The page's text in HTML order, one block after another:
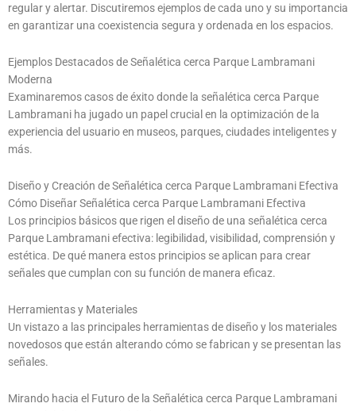
regular y alertar. Discutiremos ejemplos de cada uno y su importancia
en garantizar una coexistencia segura y ordenada en los espacios.
Ejemplos Destacados de Señalética cerca Parque Lambramani
Moderna
Examinaremos casos de éxito donde la señalética cerca Parque
Lambramani ha jugado un papel crucial en la optimización de la
experiencia del usuario en museos, parques, ciudades inteligentes y
más.
Diseño y Creación de Señalética cerca Parque Lambramani Efectiva
Cómo Diseñar Señalética cerca Parque Lambramani Efectiva
Los principios básicos que rigen el diseño de una señalética cerca
Parque Lambramani efectiva: legibilidad, visibilidad, comprensión y
estética. De qué manera estos principios se aplican para crear
señales que cumplan con su función de manera eficaz.
Herramientas y Materiales
Un vistazo a las principales herramientas de diseño y los materiales
novedosos que están alterando cómo se fabrican y se presentan las
señales.
Mirando hacia el Futuro de la Señalética cerca Parque Lambramani